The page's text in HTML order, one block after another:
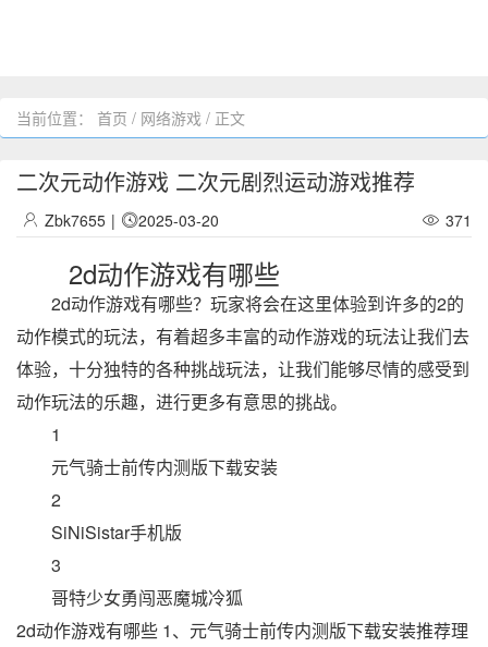
当前位置： 首页 / 网络游戏 / 正文
二次元动作游戏 二次元剧烈运动游戏推荐
Zbk7655 | 2025-03-20 371
2d动作游戏有哪些
2d动作游戏有哪些？玩家将会在这里体验到许多的2的
动作模式的玩法，有着超多丰富的动作游戏的玩法让我们去
体验，十分独特的各种挑战玩法，让我们能够尽情的感受到
动作玩法的乐趣，进行更多有意思的挑战。
1
元气骑士前传内测版下载安装
2
SiNiSistar手机版
3
哥特少女勇闯恶魔城冷狐
2d动作游戏有哪些 1、元气骑士前传内测版下载安装推荐理